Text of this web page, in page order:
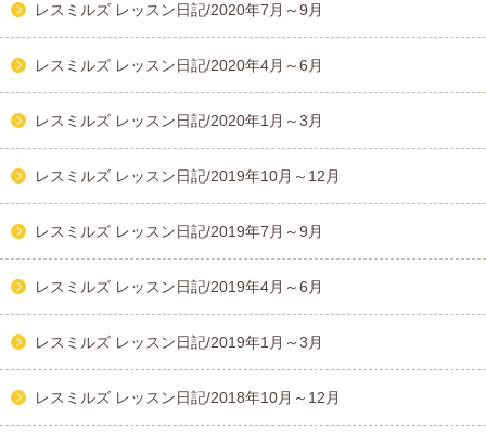
レスミルズ レッスン日記/2020年7月～9月
レスミルズ レッスン日記/2020年4月～6月
レスミルズ レッスン日記/2020年1月～3月
レスミルズ レッスン日記/2019年10月～12月
レスミルズ レッスン日記/2019年7月～9月
レスミルズ レッスン日記/2019年4月～6月
レスミルズ レッスン日記/2019年1月～3月
レスミルズ レッスン日記/2018年10月～12月